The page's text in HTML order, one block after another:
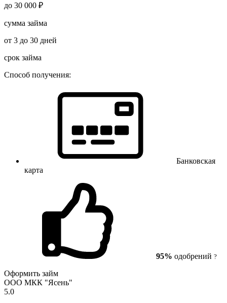
до 30 000 ₽
сумма займа
от 3 до 30 дней
срок займа
Способ получения:
Банковская
карта
95% одобрений ?
Оформить займ
ООО МКК "Ясень"
5.0